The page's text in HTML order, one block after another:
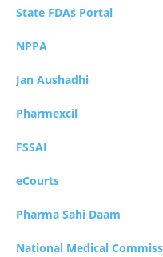
State FDAs Portal
NPPA
Jan Aushadhi
Pharmexcil
FSSAI
eCourts
Pharma Sahi Daam
National Medical